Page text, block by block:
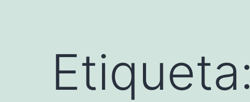
Etiqueta: